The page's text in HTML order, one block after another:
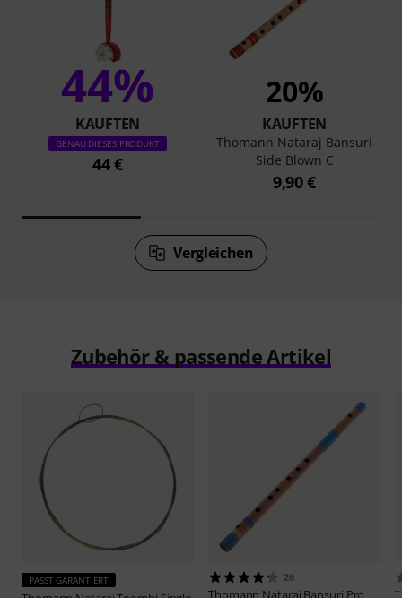
44%
KAUFTEN
GENAU DIESES PRODUKT
44 €
20%
KAUFTEN
Thomann Nataraj Bansuri
Side Blown C
9,90 €
Vergleichen
Zubehör & passende Artikel
PASST GARANTIERT 26
Thomann Nataraj Bansuri Pro